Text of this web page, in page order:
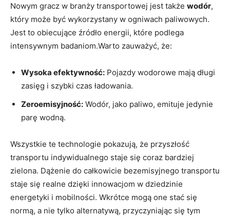
Nowym⁢ gracz w branży transportowej jest także wodór,
który może być⁢ wykorzystany w ogniwach paliwowych.
Jest to obiecujące źródło energii, które podlega⁤
intensywnym badaniom.Warto ‌zauważyć, że:
Wysoka efektywność: Pojazdy‌ wodorowe mają ⁤długi
zasięg i szybki czas ‌ładowania.
Zeroemisyjność: Wodór, ​jako paliwo, emituje jedynie
parę wodną.
Wszystkie te technologie pokazują, że przyszłość
transportu indywidualnego staje‍ się coraz bardziej
⁢zielona. Dążenie do‍ całkowicie bezemisyjnego transportu
staje ‌się realne dzięki innowacjom w dziedzinie
energetyki i mobilności. Wkrótce mogą one stać⁢ się⁤
normą,‍ a nie‌ tylko alternatywą, przyczyniając się tym